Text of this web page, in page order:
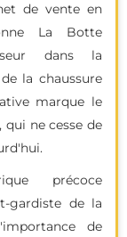
de vente en
La Botte
dans la
la chaussure
marque le
ne cesse de
précoce
gardiste de la
de